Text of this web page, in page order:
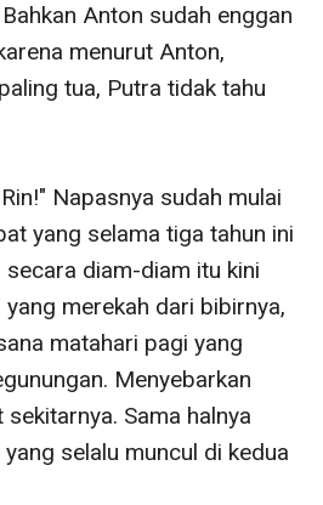
Anton sudah enggan
menurut Anton,
tua, Putra tidak tahu
Napasnya sudah mulai
yang selama tiga tahun ini
secara diam-diam itu kini
merekah dari bibirnya,
matahari pagi yang
Menyebarkan
Sama halnya
selalu muncul di kedua